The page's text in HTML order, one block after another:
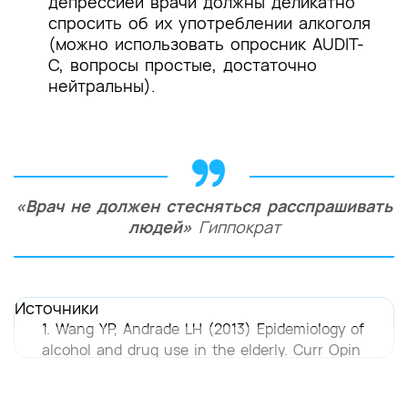
спросить об их употреблении алкоголя
(можно использовать опросник AUDIT-
C, вопросы простые, достаточно
нейтральны).
«Врач не должен стесняться расспрашивать
людей» Гиппократ
Источники
1. Wang YP, Andrade LH (2013) Epidemiology of
alcohol and drug use in the elderly. Curr Opin